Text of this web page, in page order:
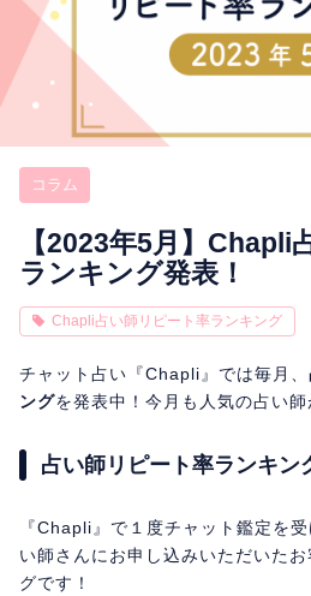
占い師
キーワード別
彼の気持ち
今週の運勢
相性
コラム
【2023年5月】Chapli
ランキング発表！
Chapli占い師リピート率ランキング
チャット占い『Chapli』では毎月、
ングを発表中！今月も人気の占い
占い師リピート率ランキン
『Chapli』で１度チャット鑑定を
い師さんにお申し込みいただいた
グです！